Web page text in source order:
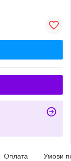
Оплата Умови